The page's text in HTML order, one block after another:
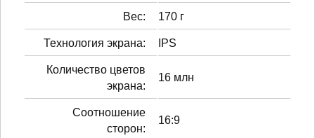
Вес: 170 г
Технология экрана: IPS
Количество цветов
экрана:
16 млн
Соотношение
сторон:
16:9